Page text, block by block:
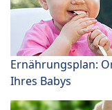
Ernährungsplan:
Ihres Babys